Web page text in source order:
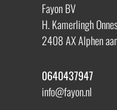
Fayon BV
H. Kamerlingh
2408 AX Alphen
0640437947
info@fayon.nl